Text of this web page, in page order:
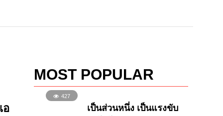
อ
MOST POPULAR
427
เป็นส่วนหนึ่ง เป็นแรงขับ